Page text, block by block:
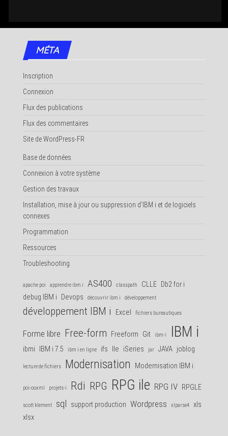
MÉTA
Inscription
Connexion
Flux des publications
Flux des commentaires
Site de WordPress-FR
Base de données
Connexion à votre système
Gestion des travaux
Installation, mise à jour ou suppression d'IBM i et de logiciels
connexes
Programmation
Ressources
Troubleshooting
apache poi apprendre ibm i AS400 classpath CLLE Db2 for i
debug IBM i
Devops découvrir ibm i développement
développement IBM i Excel fichiers bureautiques
Forme libre Free-form Freeform Git ibm-i IBM i
ibmi IBM i 7.5 ibm i en ligne ifs Ile iSeries jar JAVA joblog
lecture de fichiers Modernisation Modernisation IBM i
poi-ooxml projets-i Rdi RPG RPG ile RPG IV RPGLE
scott klement sql support production Wordpress xlparse4
xls
xlsx